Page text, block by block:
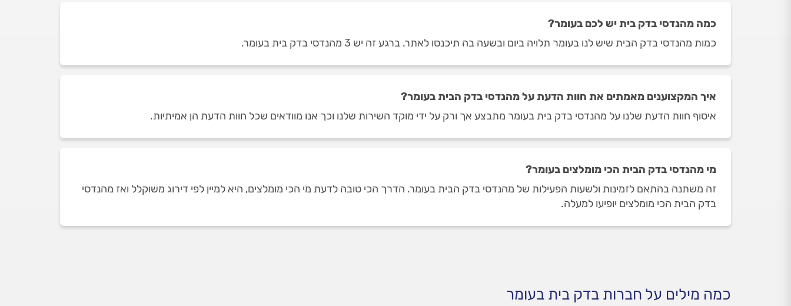
כמה מהנדסי בדק בית יש לכם בעומר?
כמות מהנדסי בדק הבית שיש לנו בעומר תלויה ביום ובשעה בה תיכנסו לאתר. ברגע זה יש 3 מהנדסי בדק בית בעומר.
איך המקצוענים מאמתים את חוות הדעת על מהנדסי בדק הבית בעומר?
איסוף חוות הדעת שלנו על מהנדסי בדק בית בעומר מתבצע אך ורק על ידי מוקד השירות שלנו וכך אנו מוודאים שכל חוות הדעת הן אמיתיות.
מי מהנדסי בדק הבית הכי מומלצים בעומר?
זה משתנה בהתאם לזמינות ולשעות הפעילות של מהנדסי בדק הבית בעומר. הדרך הכי טובה לדעת מי הכי מומלצים, היא למיין לפי דירוג משוקלל ואז מהנדסי
בדק הבית הכי מומלצים יופיעו למעלה.
כמה מילים על חברות בדק בית בעומר